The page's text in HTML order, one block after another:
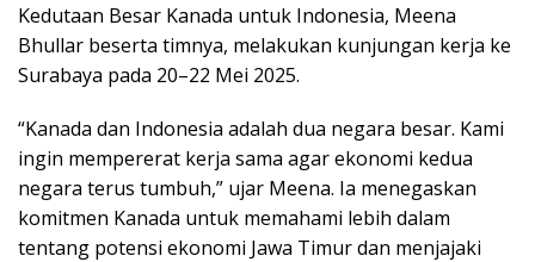
Kedutaan Besar Kanada untuk Indonesia, Meena
Bhullar beserta timnya, melakukan kunjungan kerja ke
Surabaya pada 20–22 Mei 2025.
“Kanada dan Indonesia adalah dua negara besar. Kami
ingin mempererat kerja sama agar ekonomi kedua
negara terus tumbuh,” ujar Meena. Ia menegaskan
komitmen Kanada untuk memahami lebih dalam
tentang potensi ekonomi Jawa Timur dan menjajaki